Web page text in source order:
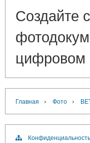
Создайте
цифровом
Главная › Фото ›
Конфиденциальность